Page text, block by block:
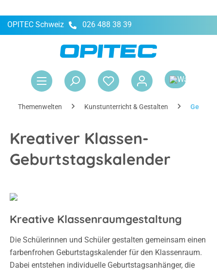
Themenwelten Kunstunterricht & Gestalten
Geburtstagskalender
Kreative Klassenraumgestaltung
Die Schülerinnen und Schüler gestalten gemeinsam einen
farbenfrohen Geburtstagskalender für den Klassenraum.
Dabei entstehen individuelle Geburtstagsanhänger, die
den jeweiligen Monaten zugeordnet werden. Das